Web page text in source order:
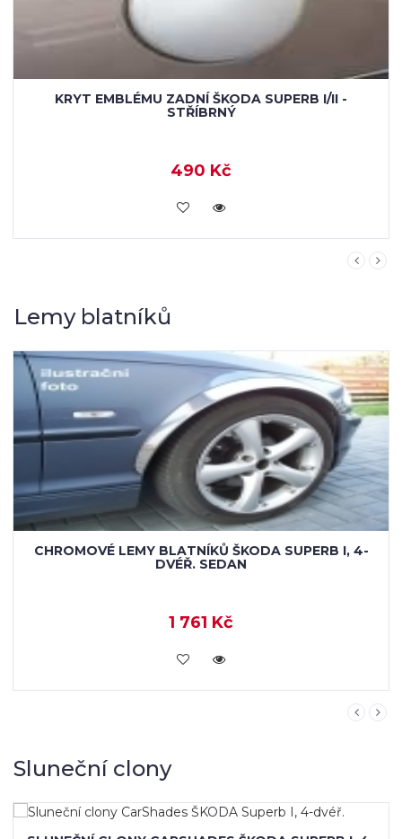
KRYT EMBLÉMU ZADNÍ ŠKODA SUPERB I/II-
KARBON
490 Kč
KOUPIT
Lemy blatníků
LEMY BLATNÍKŮ ŠKODA SUPERB I, 4-DVÉŘ. SEDAN,
ČERNÝ MAT
1 761 Kč
KOUPIT
Sluneční clony